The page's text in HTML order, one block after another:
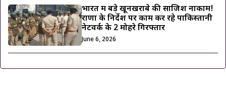
भारत में बड़े खूनखराबे की साजिश नाकाम!
राणा के निर्देश पर काम कर रहे पाकिस्तानी
नेटवर्क के 2 मोहरे गिरफ्तार
June 6, 2026